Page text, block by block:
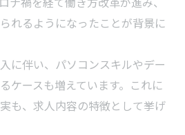
れるようになったことが背景に
に伴い、パソコンスキルやデー
ケースも増えています。これに
も、求人内容の特徴として挙げ